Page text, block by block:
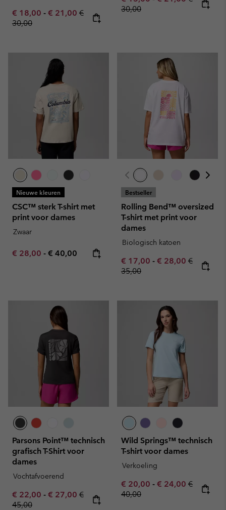
Minimum sale price:
€ 18,00 - Maximum sale price:
€ 21,00 Regular price:
€
30,00
30,00
Nieuwe kleuren
CSC™ sterk T-shirt met
print voor dames
Zwaar
Minimum sale price:
€ 28,00 - Maximum price:
€ 40,00
Bestseller
Rolling Bend™ oversized
T-shirt met print voor
dames
Biologisch katoen
Minimum sale price:
€ 17,00 - Maximum sale
€ 28,00 Regular
€
35,00
Parsons Point™ technisch
grafisch T-Shirt voor
dames
Vochtafvoerend
Minimum sale price:
€ 22,00 - Maximum sale price:
€ 27,00 Regular price:
€
45,00
Wild Springs™ technisch
T-shirt voor dames
Verkoeling
Minimum sale price:
€ 20,00 - Maximum sale
€ 24,00 Regular
€
40,00